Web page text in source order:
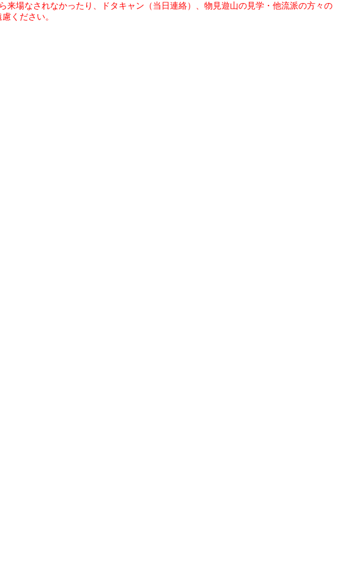
来場なされなかったり、ドタキャン（当日連絡）、物見遊山の見学・他流派の方々の
ください。